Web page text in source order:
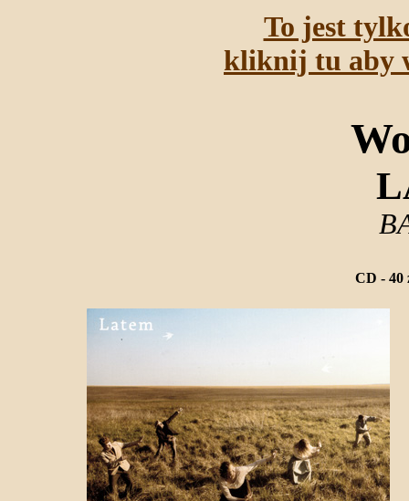
To jest
kliknij tu aby
CD - 40